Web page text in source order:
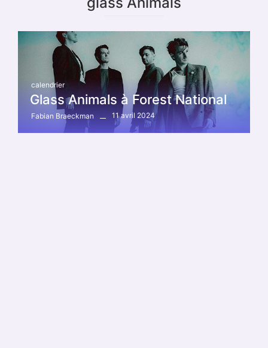
calendrier
Glass Animals à Forest National
Fabian Braeckman 11 avril 2024